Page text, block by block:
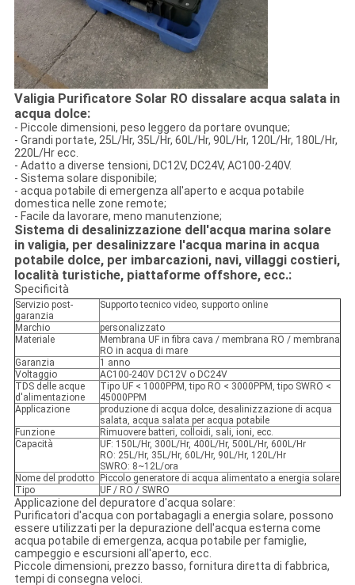
Valigia Purificatore Solar RO dissalare acqua salata in
acqua dolce:
- Piccole dimensioni, peso leggero da portare ovunque;
- Grandi portate, 25L/Hr, 35L/Hr, 60L/Hr, 90L/Hr, 120L/Hr, 180L/Hr,
220L/Hr ecc.
- Adatto a diverse tensioni, DC12V, DC24V, AC100-240V.
- Sistema solare disponibile;
- acqua potabile di emergenza all'aperto e acqua potabile
domestica nelle zone remote;
- Facile da lavorare, meno manutenzione;
Sistema di desalinizzazione dell'acqua marina solare
in valigia, per desalinizzare l'acqua marina in acqua
potabile dolce, per imbarcazioni, navi, villaggi costieri,
località turistiche, piattaforme offshore, ecc.:
Specificità
Servizio post-
garanzia
Supporto tecnico video, supporto online
Marchio
personalizzato
Materiale
Membrana UF in fibra cava / membrana RO / membrana
RO in acqua di mare
Garanzia
1 anno
Voltaggio
AC100-240V DC12V o DC24V
TDS delle acque
d'alimentazione
Tipo UF < 1000PPM, tipo RO < 3000PPM, tipo SWRO <
45000PPM
Applicazione
produzione di acqua dolce, desalinizzazione di acqua
salata, acqua salata per acqua potabile
Funzione
Rimuovere batteri, colloidi, sali, ioni, ecc.
Capacità
UF: 150L/Hr, 300L/Hr, 400L/Hr, 500L/Hr, 600L/Hr
RO: 25L/Hr, 35L/Hr, 60L/Hr, 90L/Hr, 120L/Hr
SWRO: 8~12L/ora
Nome del prodotto
Piccolo generatore di acqua alimentato a energia solare
Tipo
UF / RO / SWRO
Applicazione del depuratore d'acqua solare:
Purificatori d'acqua con portabagagli a energia solare, possono
essere utilizzati per la depurazione dell'acqua esterna come
acqua potabile di emergenza, acqua potabile per famiglie,
campeggio e escursioni all'aperto, ecc.
Piccole dimensioni, prezzo basso, fornitura diretta di fabbrica,
tempi di consegna veloci.